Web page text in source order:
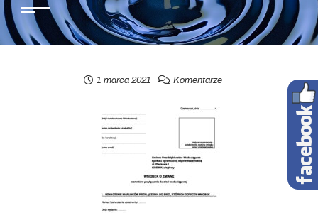
1 marca 2021 Komentarze